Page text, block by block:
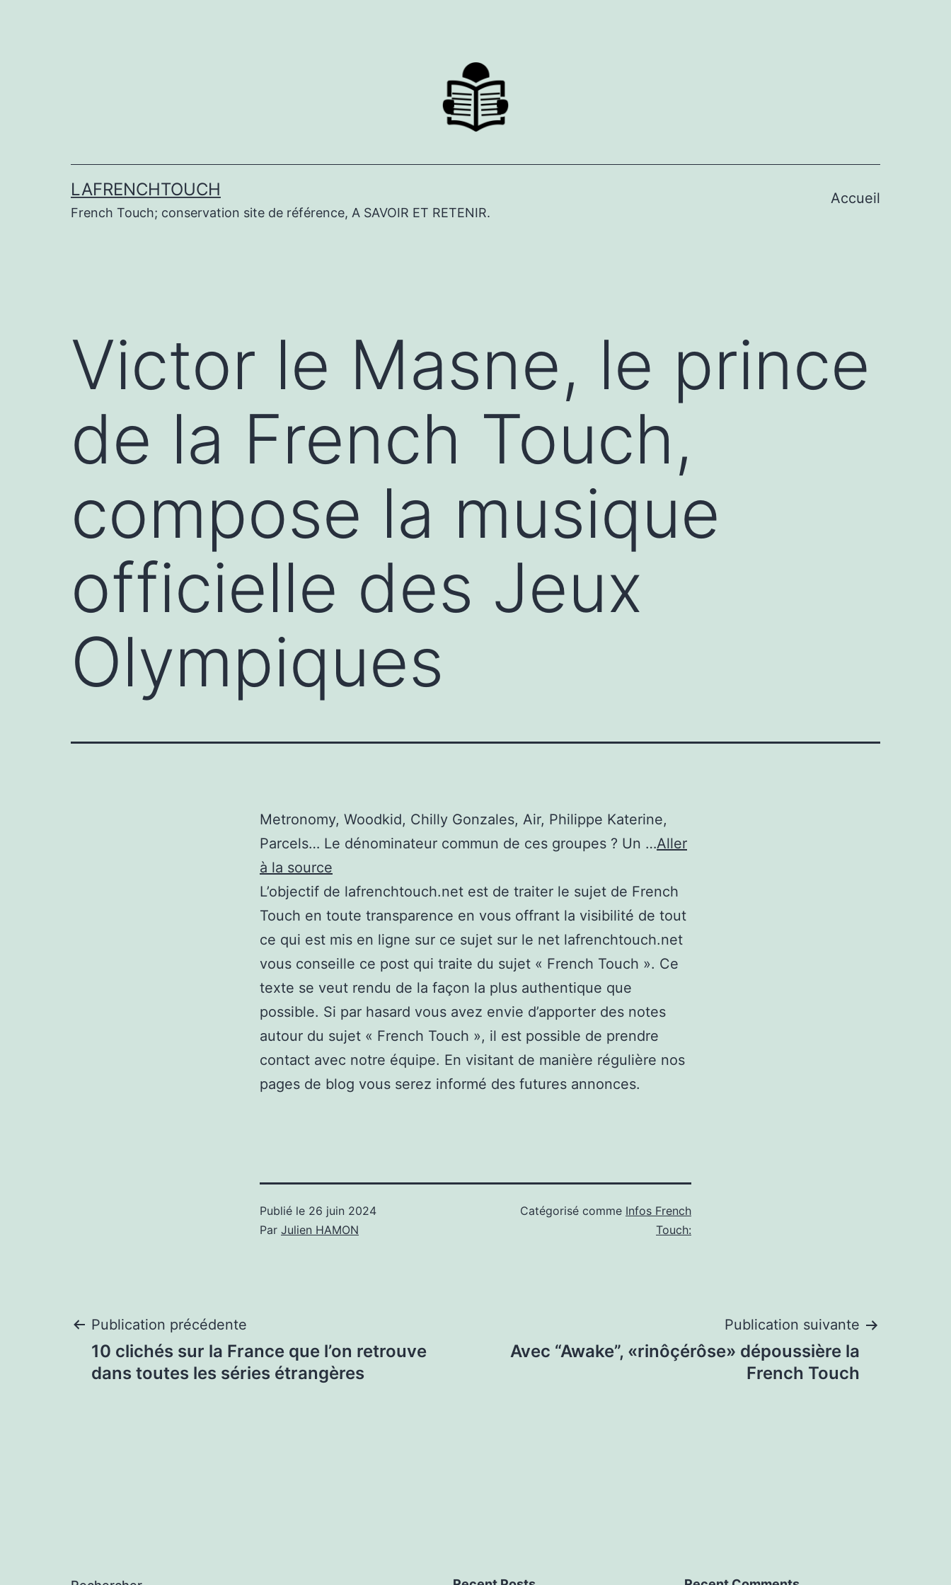
LAFRENCHTOUCH
French Touch; conservation site de référence, A SAVOIR ET RETENIR.
Accueil
Victor le Masne, le prince
de la French Touch,
compose la musique
officielle des Jeux
Olympiques
Metronomy, Woodkid, Chilly Gonzales, Air, Philippe Katerine,
Parcels… Le dénominateur commun de ces groupes ? Un …Aller
à la source
L’objectif de lafrenchtouch.net est de traiter le sujet de French
Touch en toute transparence en vous offrant la visibilité de tout
ce qui est mis en ligne sur ce sujet sur le net lafrenchtouch.net
vous conseille ce post qui traite du sujet « French Touch ». Ce
texte se veut rendu de la façon la plus authentique que
possible. Si par hasard vous avez envie d’apporter des notes
autour du sujet « French Touch », il est possible de prendre
contact avec notre équipe. En visitant de manière régulière nos
pages de blog vous serez informé des futures annonces.
Publié le 26 juin 2024
Par Julien HAMON
Catégorisé comme Infos French
Touch:
Navigation
de
Publication précédente
10 clichés sur la France que l’on retrouve
dans toutes les séries étrangères
Publication suivante
Avec “Awake”, «rinôçérôse» dépoussière la
French Touch